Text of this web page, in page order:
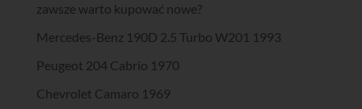
zawsze warto kupować nowe?
Mercedes-Benz 190D 2.5 Turbo W201 1993
Peugeot 204 Cabrio 1970
Chevrolet Camaro 1969